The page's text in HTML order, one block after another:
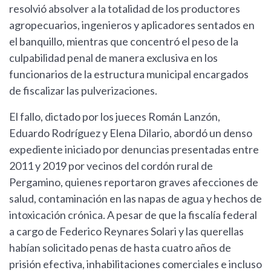
resolvió absolver a la totalidad de los productores
agropecuarios, ingenieros y aplicadores sentados en
el banquillo, mientras que concentró el peso de la
culpabilidad penal de manera exclusiva en los
funcionarios de la estructura municipal encargados
de fiscalizar las pulverizaciones.
El fallo, dictado por los jueces Román Lanzón,
Eduardo Rodríguez y Elena Dilario, abordó un denso
expediente iniciado por denuncias presentadas entre
2011 y 2019 por vecinos del cordón rural de
Pergamino, quienes reportaron graves afecciones de
salud, contaminación en las napas de agua y hechos de
intoxicación crónica. A pesar de que la fiscalía federal
a cargo de Federico Reynares Solari y las querellas
habían solicitado penas de hasta cuatro años de
prisión efectiva, inhabilitaciones comerciales e incluso